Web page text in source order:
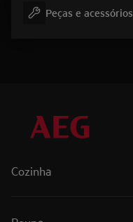
Peças e acessórios
Cozinha
Fornos